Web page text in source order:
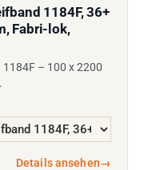
1184F, 36+
Fabri-lok,
– 100 x 2200
Details ansehen→